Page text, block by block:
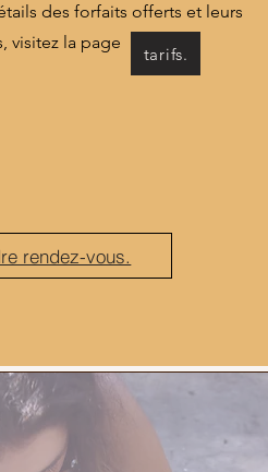
des forfaits offerts et leurs
visitez la page
tarifs.
rendez-vous.